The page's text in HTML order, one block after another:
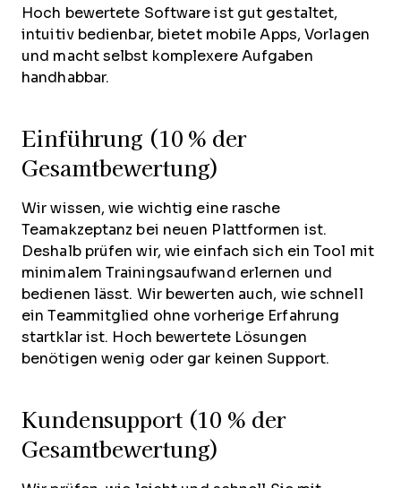
Hoch bewertete Software ist gut gestaltet,
intuitiv bedienbar, bietet mobile Apps, Vorlagen
und macht selbst komplexere Aufgaben
handhabbar.
Einführung (10 % der
Gesamtbewertung)
Wir wissen, wie wichtig eine rasche
Teamakzeptanz bei neuen Plattformen ist.
Deshalb prüfen wir, wie einfach sich ein Tool mit
minimalem Trainingsaufwand erlernen und
bedienen lässt. Wir bewerten auch, wie schnell
ein Teammitglied ohne vorherige Erfahrung
startklar ist. Hoch bewertete Lösungen
benötigen wenig oder gar keinen Support.
Kundensupport (10 % der
Gesamtbewertung)